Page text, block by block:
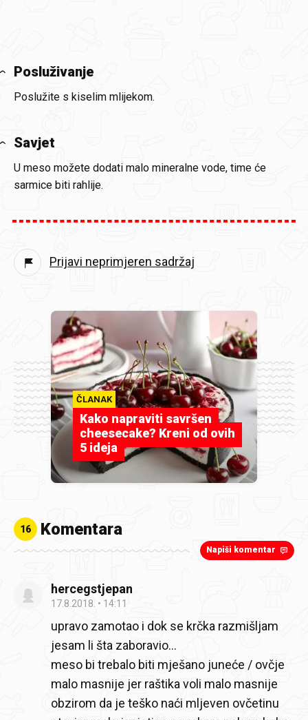
Posluživanje
Poslužite s kiselim mlijekom.
Savjet
U meso možete dodati malo mineralne vode, time će
sarmice biti rahlije.
Prijavi neprimjeren sadržaj
ČLANAK
Kako napraviti savršen
cheesecake? Kreni od ovih
5 ideja
16 Komentara
Napiši komentar
hercegstjepan
17.8.2018. 14:11
upravo zamotao i dok se krčka razmišljam
jesam li šta zaboravio...
meso bi trebalo biti mješano juneće / ovčje
malo masnije jer raštika voli malo masnije
obzirom da je teško naći mljeven ovčetinu